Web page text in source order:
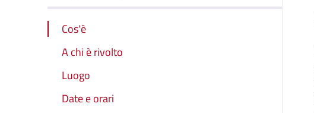
Cos'è
A chi è rivolto
Luogo
Date e orari